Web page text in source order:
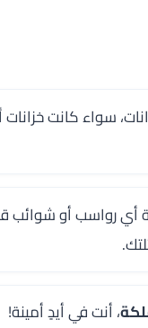
سواء كانت
أي رواسب أو شوائب
، أنت في أيدٍ أمينة!